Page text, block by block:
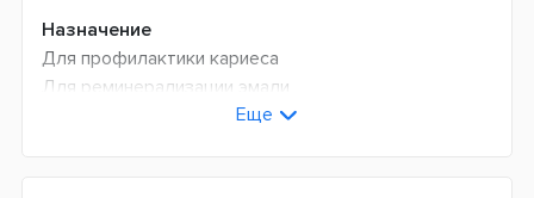
Назначение
Для профилактики кариеса
Для реминерализации эмали
Для чувствительных десен и зубов
Еще